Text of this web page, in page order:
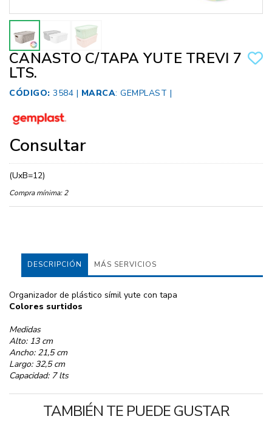
CANASTO C/TAPA YUTE TREVI 7
LTS.
CÓDIGO: 3584 | MARCA: GEMPLAST |
Consultar
(UxB=12)
Compra mínima: 2
DESCRIPCIÓN MÁS SERVICIOS
Organizador de plástico símil yute con tapa
Colores surtidos
Medidas
Alto: 13 cm
Ancho: 21,5 cm
Largo: 32,5 cm
Capacidad: 7 lts
TAMBIÉN TE PUEDE GUSTAR